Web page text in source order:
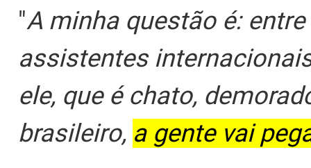
"A minha questão é:
assistentes
ele, que é chato,
brasileiro, a gente vai